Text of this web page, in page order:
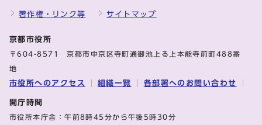
著作権・リンク等 サイトマップ
京都市役所
〒604-8571 京都市中京区寺町通御池上る上本能寺前町488番
地
市役所へのアクセス 組織一覧 各部署へのお問い合わせ
開庁時間
市役所本庁舎：午前8時45分から午後5時30分